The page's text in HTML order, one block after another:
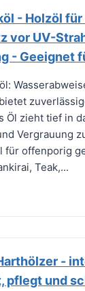
- Holzöl
vor UV-
- Geeignet
Öl zieht tief in
Vergrauung
für offenporig
Teak,...
-
pflegt und